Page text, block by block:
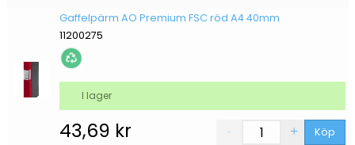
Gaffelpärm AO Premium FSC röd A4 40mm
11200275
43,69 kr Köp
I lager